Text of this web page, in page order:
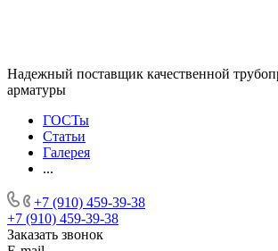
Надежный поставщик качественной
арматуры
ГОСТы
Статьи
Галерея
...
+7 (910) 459-39-38
+7 (910) 459-39-38
Заказать звонок